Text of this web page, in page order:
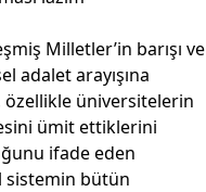
Milletler’in barışı ve
adalet arayışına
üniversitelerin
ümit ettiklerini
ifade eden
sistemin bütün